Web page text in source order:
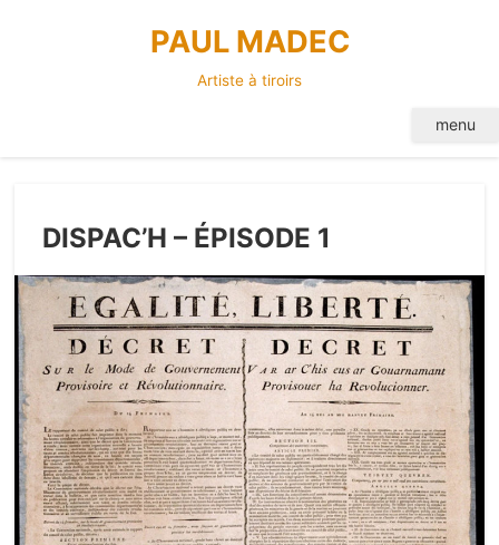
PAUL MADEC
Artiste à tiroirs
menu
DISPAC’H – ÉPISODE 1